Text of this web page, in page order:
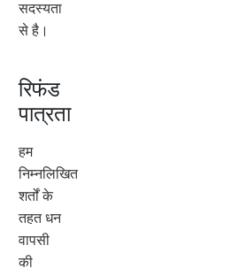
सदस्यता
से है।
रिफंड
पात्रता
हम
निम्नलिखित
शर्तों के
तहत धन
वापसी
की